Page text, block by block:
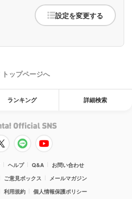
設定を変更する
トップページへ
ランキング 詳細検索
ヘルプ Q&A
お問い合わせ
ご意見ボックス
メールマガジン
利用規約 個人情報保護ポリシー